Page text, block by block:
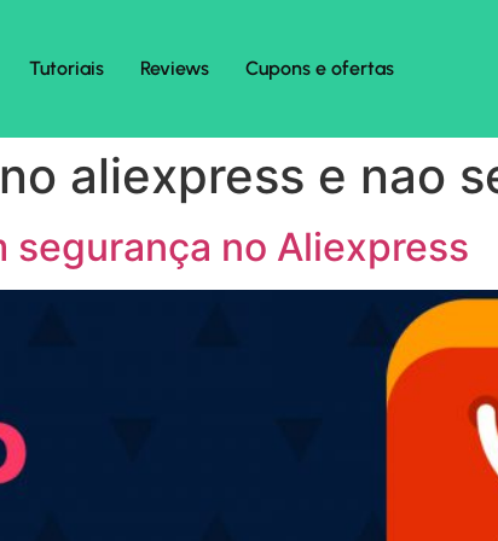
Tutoriais Reviews Cupons e ofertas
aliexpress e nao
segurança no Aliexpress